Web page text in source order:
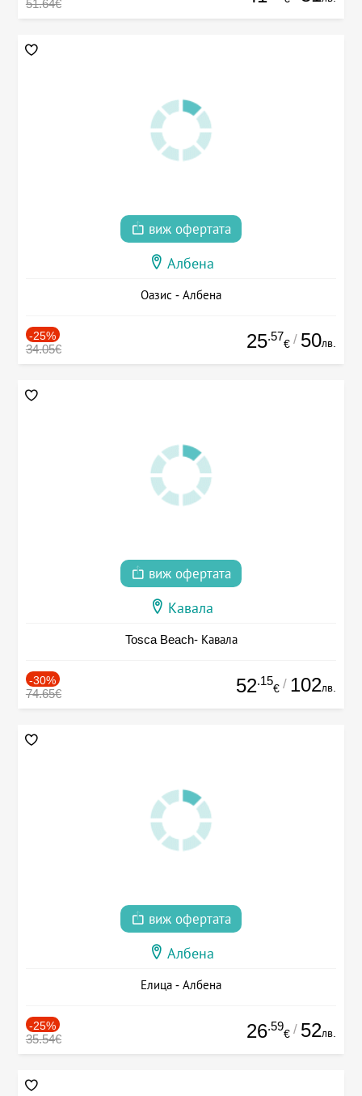
51.64€
виж офертата
Албена
Оазис - Албена
-25%
34.05€ 25.57
€ / 50лв.
виж офертата
Кавала
Tosca Beach- Кавала
-30%
74.65€ 52.15
€ / 102лв.
виж офертата
Албена
Елица - Албена
-25%
35.54€ 26.59
€ / 52лв.